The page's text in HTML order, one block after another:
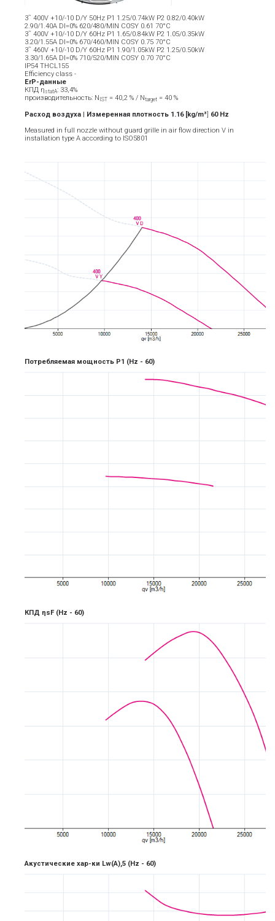
3˜ 400V +10/-10 D/Y 50Hz P1 1.25/0.74kW P2 0.82/0.40kW
2.90/1.40A DI=0% 620/480/MIN COSY 0.61 70°C
3˜ 400V +10/-10 D/Y 60Hz P1 1.65/0.84kW P2 1.05/0.35kW
3.20/1.55A DI=0% 670/460/MIN COSY 0.75 70°C
3˜ 460V +10/-10 D/Y 60Hz P1 1.90/1.05kW P2 1.25/0.50kW
3.30/1.65A DI=0% 710/520/MIN COSY 0.70 70°C
IP54 THCL155
Efficiency class -
ErP-данные
КПД η statA: 33,4%
производительность: N IST = 40,2 % / Ntarget = 40 %
Расход воздуха | Измеренная плотность 1.16 [kg/m³] 60 Hz
Measured in full nozzle without guard grille in air flow direction V in
installation type A according to ISO5801
Потребляемая мощность P1 (Hz - 60)
КПД ηsF (Hz - 60)
Акустические хар-ки Lw(A),5 (Hz - 60)